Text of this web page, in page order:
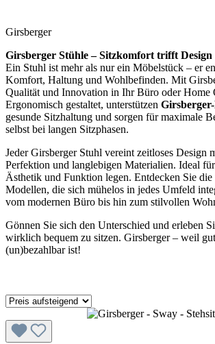
Girsberger
Girsberger Stühle – Sitzkomfort trifft Design
Ein Stuhl ist mehr als nur ein Möbelstück – er
Komfort, Haltung und Wohlbefinden. Mit
Qualität und Innovation in Ihr Büro oder Home
Ergonomisch gestaltet, unterstützen
gesunde Sitzhaltung und sorgen für maximale
selbst bei langen Sitzphasen.
Jeder Girsberger Stuhl vereint zeitloses Design
Perfektion und langlebigen Materialien. Ideal
Ästhetik und Funktion legen. Entdecken Sie
Modellen, die sich mühelos in jedes Umfeld
vom modernen Büro bis hin zum stilvollen
Gönnen Sie sich den Unterschied und erleben
wirklich bequem zu sitzen. Girsberger – weil
(un)bezahlbar ist!